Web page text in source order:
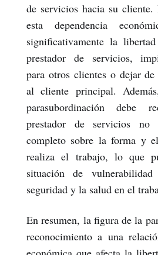
de servicios hacia su cliente.
esta dependencia
significativamente la
prestador de servicios,
para otros clientes o dejar
al cliente principal.
parasubordinación debe
prestador de servicios
completo sobre la forma y
realiza el trabajo, lo que
situación de
seguridad y la salud en el
En resumen, la figura de la
reconocimiento a una